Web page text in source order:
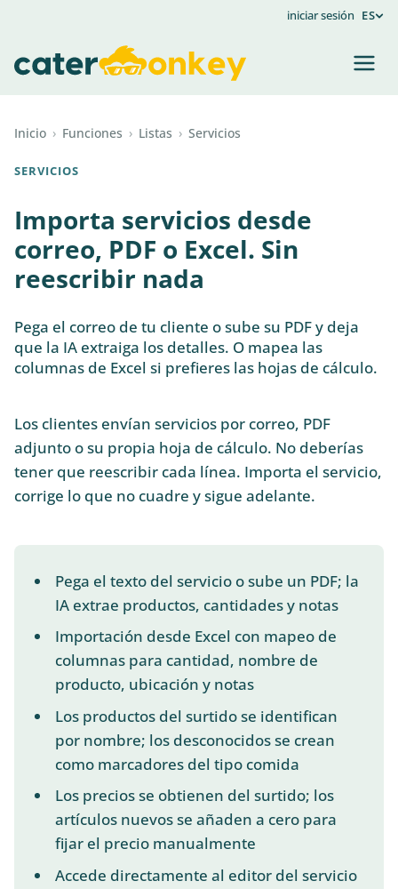
iniciar sesión ES
Inicio › Funciones › Listas › Servicios
SERVICIOS
Importa servicios desde
correo, PDF o Excel. Sin
reescribir nada
Pega el correo de tu cliente o sube su PDF y deja
que la IA extraiga los detalles. O mapea las
columnas de Excel si prefieres las hojas de cálculo.
Los clientes envían servicios por correo, PDF
adjunto o su propia hoja de cálculo. No deberías
tener que reescribir cada línea. Importa el servicio,
corrige lo que no cuadre y sigue adelante.
Pega el texto del servicio o sube un PDF; la
IA extrae productos, cantidades y notas
Importación desde Excel con mapeo de
columnas para cantidad, nombre de
producto, ubicación y notas
Los productos del surtido se identifican
por nombre; los desconocidos se crean
como marcadores del tipo comida
Los precios se obtienen del surtido; los
artículos nuevos se añaden a cero para
fijar el precio manualmente
Accede directamente al editor del servicio